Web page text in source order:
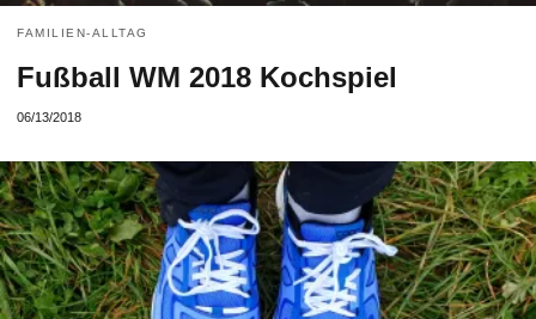
FAMILIEN-ALLTAG
Fußball WM 2018 Kochspiel
06/13/2018